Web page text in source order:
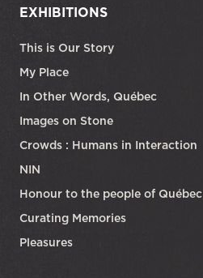
EXHIBITIONS
This is Our Story
My Place
In Other Words, Québec
Images on Stone
Crowds : Humans in Interaction
NIN
Honour to the people of Québec
Curating Memories
Pleasures